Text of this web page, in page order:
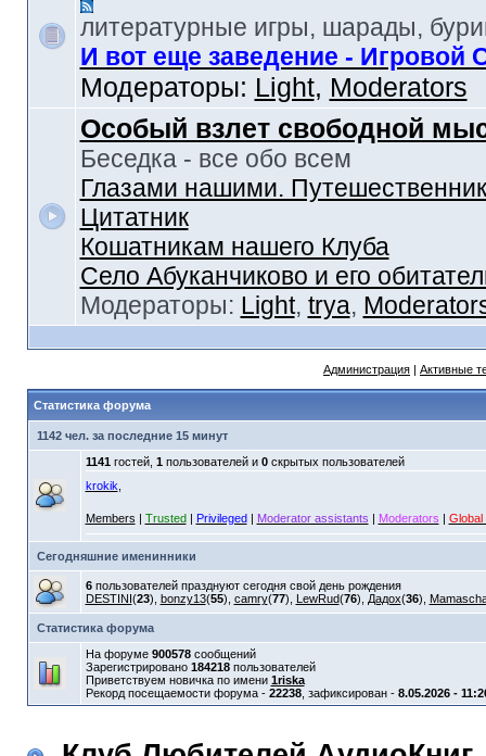
литературные игры, шарады,
И вот еще заведение - Игровой
Модераторы: Light, Moderators
Особый взлет свободной
Беседка - все обо всем
Глазами нашими.
Цитатник
Кошатникам нашего Клуба
Село Абуканчиково и его
Модераторы: Light, trya,
Администрация | Активные
Статистика форума
1142 чел. за последние 15 минут
1141гостей, 1пользователей и 0скрытых пользователей
krokik
Members | Trusted| Privileged| Moderator assistants | Moderators | Global
Сегодняшние именинники
6пользователей празднуют сегодня свой день рождения
DESTINI(23), bonzy13(55), camry(77), LewRud(76), Дадох(36),
Статистика форума
На форуме 900578сообщений
Зарегистрировано 184218пользователей
Приветствуем новичка по имени 1riska
Рекорд посещаемости форума - 22238, зафиксирован - 8.05.2026 -